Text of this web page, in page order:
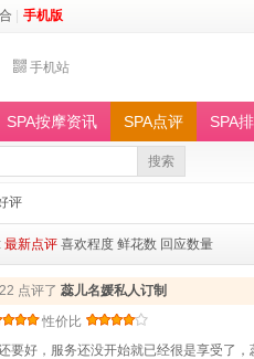
手机版
手机站
SPA按摩资讯 SPA点评 SPA
搜索
评
最新点评 喜欢程度 鲜花数 回应数量
点评了 蕊儿名媛私人订制
性价比
要好，服务还没开始就已经很是享受了